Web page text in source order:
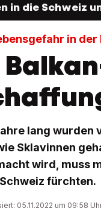
in die Schweiz
in der
lang wurden
Sklavinnen
wird, muss
fürchten.
05.11.2022 um 09:58